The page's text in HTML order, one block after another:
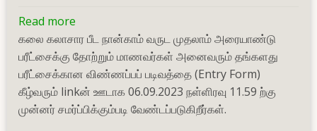
Read more
நான்காம்
வருட
(2017/2018
Batch)
பரீட்சைக்கு
கலை கலாசார பீட நான்காம் வருட முதலாம் அரையாண்டு
பரீட்சைக்கு தோற்றும் மாணவர்கள் அனைவரும் தங்களது
பரீட்சைக்கான விண்ணப்பப் படிவத்தை (Entry Form)
கீழ்வரும் linkன் ஊடாக 06.09.2023 நள்ளிரவு 11.59 ற்கு
முன்னர் சமர்ப்பிக்கும்படி வேண்டப்படுகிறீர்கள்.